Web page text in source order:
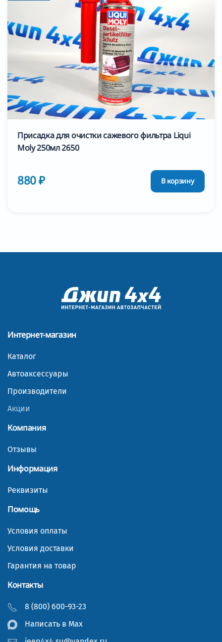
Присадка для очистки сажевого фильтра Liqui
Moly 250мл 2650
880 ₽ В корзину
Интернет-магазин
Каталог
Автоаксессуары
Производители
Акции
Компания
Отзывы
Информация
Реквизиты
Помощь
Условия оплаты
Условия доставки
Гарантия на товар
Контакты
8 (800) 600-93-23
Написать в Мах